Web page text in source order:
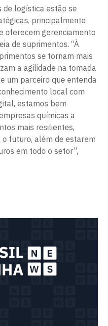
de logística estão se
principalmente
oferecem gerenciamento
de suprimentos. “À
se tornam mais
a agilidade na tomada
um parceiro que entenda
local com
estamos bem
químicas a
mais resilientes,
futuro, além de estarem
em todo o setor”,